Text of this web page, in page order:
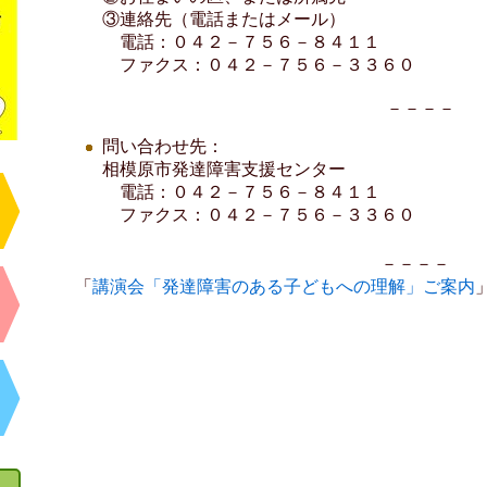
③連絡先（電話またはメール）
電話：０４２－７５６－８４１１
ファクス：０４２－７５６－３３６０
－－－－
問い合わせ先：
相模原市発達障害支援センター
電話：０４２－７５６－８４１１
ファクス：０４２－７５６－３３６０
－－－－
「 講演会「発達障害のある子どもへの理解」ご案内